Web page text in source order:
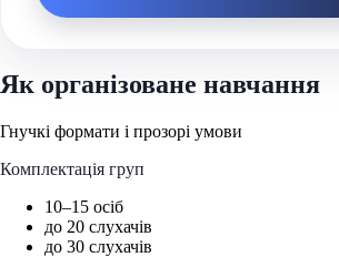
Як організоване навчання
Гнучкі формати і прозорі умови
Комплектація груп
10–15 осіб
до 20 слухачів
до 30 слухачів